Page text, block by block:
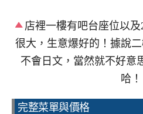
店裡一樓有吧台座位以
很大，生意爆好的！據說
不會日文，當然就不好意
哈！
完整菜單與價格